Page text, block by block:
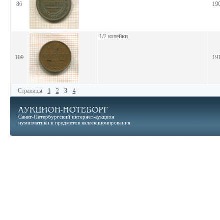
86
109
1/2 копейки
Страницы 1 2 3 4
Санкт-Петербургский интернет-аукцион
нумизматики и предметов коллекционирования